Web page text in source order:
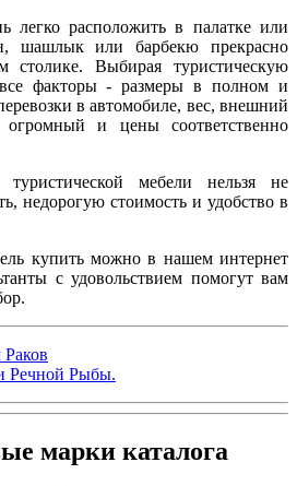
легко расположить в палатке или
шашлык или барбекю прекрасно
столике. Выбирая туристическую
факторы - размеры в полном и
в автомобиле, вес, внешний
и цены соответственно
мебели нельзя не
недорогую стоимость и удобство в
купить можно в нашем интернет
с удовольствием помогут вам
Речной Рыбы.
марки каталога